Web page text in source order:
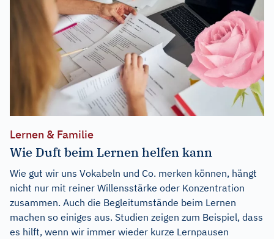
Lernen & Familie
Wie Duft beim Lernen helfen kann
Wie gut wir uns Vokabeln und Co. merken können, hängt
nicht nur mit reiner Willensstärke oder Konzentration
zusammen. Auch die Begleitumstände beim Lernen
machen so einiges aus. Studien zeigen zum Beispiel, dass
es hilft, wenn wir immer wieder kurze Lernpausen